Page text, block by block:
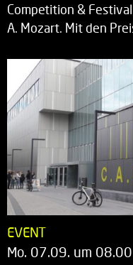
Competition &
A. Mozart. Mit den
EVENT
Mo. 07.09. um